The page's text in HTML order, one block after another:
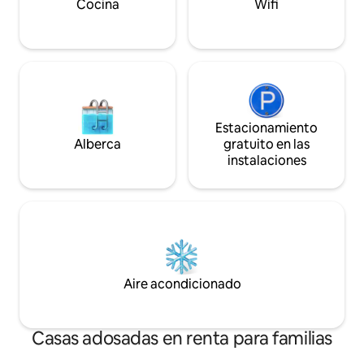
Cocina Wifi
Alberca
Estacionamiento
gratuito en las
instalaciones
Aire acondicionado
Casas adosadas en renta para familias